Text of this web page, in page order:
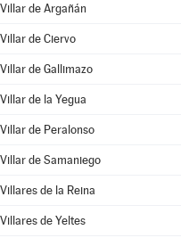
Villar de Argañán
Villar de Ciervo
Villar de Gallimazo
Villar de la Yegua
Villar de Peralonso
Villar de Samaniego
Villares de la Reina
Villares de Yeltes